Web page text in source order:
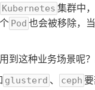
Kubernetes 集群中，
Pod 也会被移除，
到这种业务场景呢
glusterd 、 ceph